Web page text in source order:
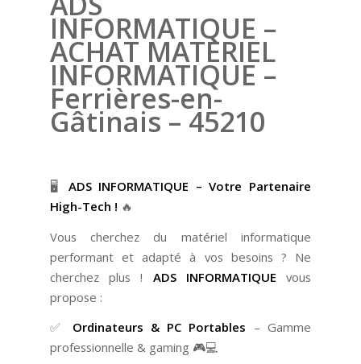
INFORMATIQUE –
ACHAT MATERIEL
INFORMATIQUE –
Ferrières-en-
Gâtinais – 45210
🖥️ADS INFORMATIQUE – Votre Partenaire
High-Tech ! 🔥
Vous cherchez du matériel informatique
performant et adapté à vos besoins ? Ne
cherchez plus ! ADS INFORMATIQUE vous
propose :
✅ Ordinateurs & PC Portables – Gamme
professionnelle & gaming 🎮💻